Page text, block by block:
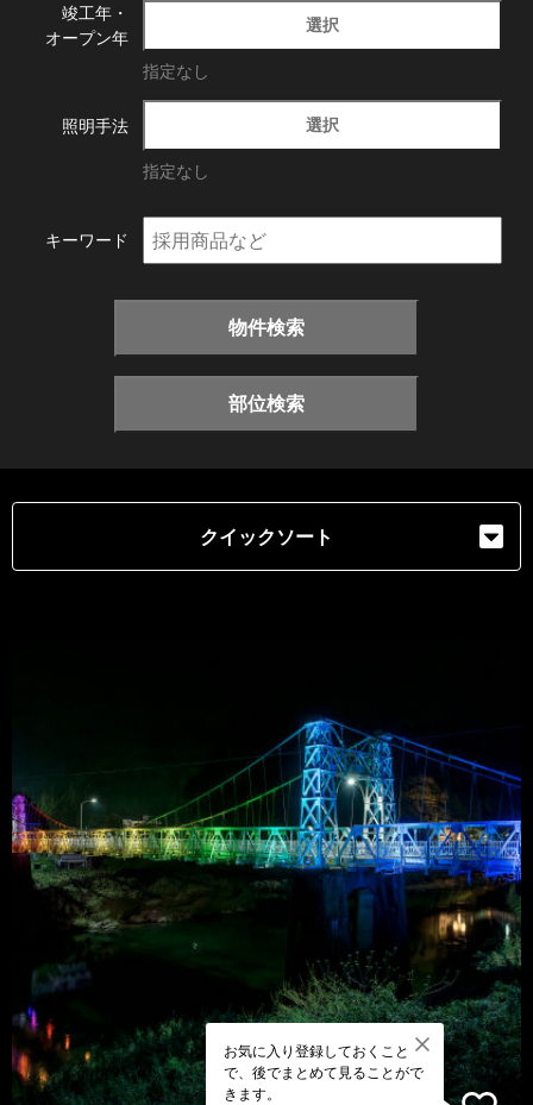
竣工年・
オープン年
選択
指定なし
照明手法 選択
指定なし
キーワード
物件検索
部位検索
クイックソート
お気に入り登録しておくこと
で、後でまとめて見ることがで
きます。